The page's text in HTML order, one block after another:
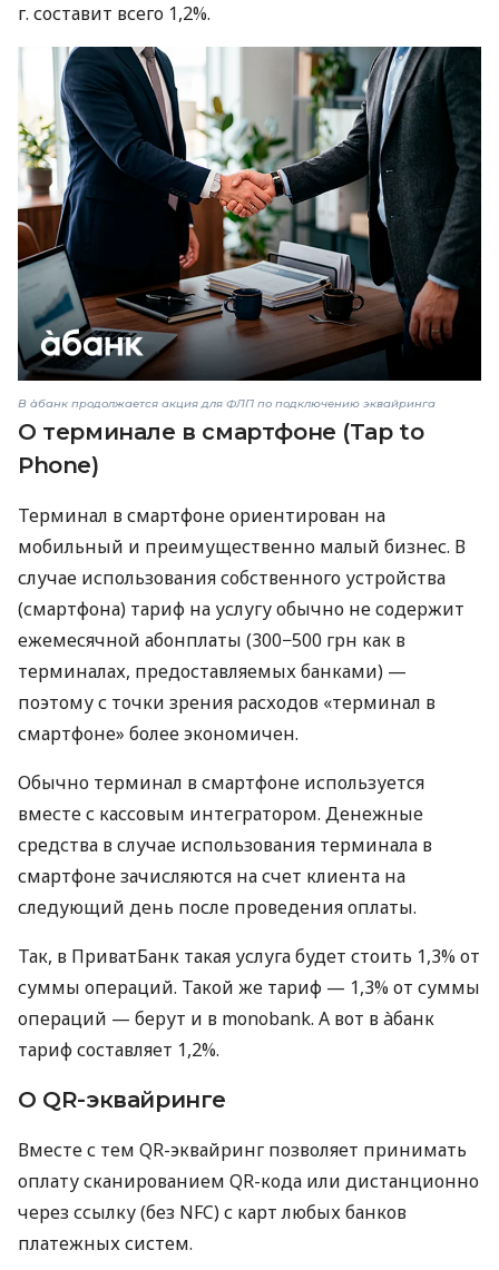
г. составит всего 1,2%.
В àбанк продолжается акция для ФЛП по подключению эквайринга
О терминале в смартфоне (Tap to
Phone)
Терминал в смартфоне ориентирован на
мобильный и преимущественно малый бизнес. В
случае использования собственного устройства
(смартфона) тариф на услугу обычно не содержит
ежемесячной абонплаты (300−500 грн как в
терминалах, предоставляемых банками) —
поэтому с точки зрения расходов «терминал в
смартфоне» более экономичен.
Обычно терминал в смартфоне используется
вместе с кассовым интегратором. Денежные
средства в случае использования терминала в
смартфоне зачисляются на счет клиента на
следующий день после проведения оплаты.
Так, в ПриватБанк такая услуга будет стоить 1,3% от
суммы операций. Такой же тариф — 1,3% от суммы
операций — берут и в monobank. А вот в àбанк
тариф составляет 1,2%.
О QR-эквайринге
Вместе с тем QR-эквайринг позволяет принимать
оплату сканированием QR-кода или дистанционно
через ссылку (без NFC) с карт любых банков
платежных систем.